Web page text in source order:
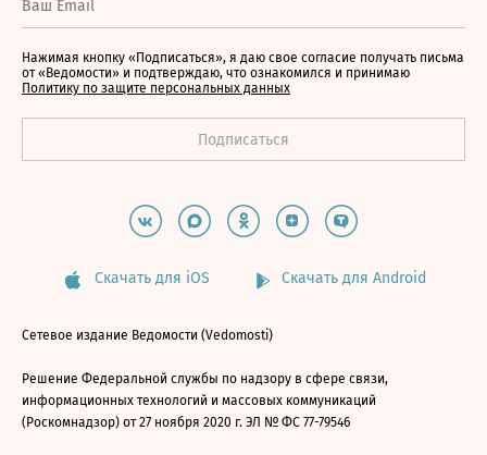
Нажимая кнопку «Подписаться», я даю свое согласие получать письма
от «Ведомости» и подтверждаю, что ознакомился и принимаю
Политику по защите персональных данных
Скачать для iOS Скачать для Android
Сетевое издание Ведомости (Vedomosti)
Решение Федеральной службы по надзору в сфере связи,
информационных технологий и массовых коммуникаций
(Роскомнадзор) от 27 ноября 2020 г. ЭЛ № ФС 77-79546